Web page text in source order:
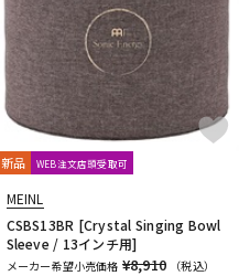
新品 WEB注文店頭受取可
MEINL
CSBS13BR [Crystal Singing Bowl
Sleeve / 13インチ用]
メーカー希望小売価格 ¥8,910
（税込）